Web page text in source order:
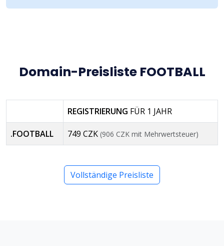
Domain-Preisliste FOOTBALL
REGISTRIERUNG FÜR 1 JAHR
.FOOTBALL 749 CZK (906 CZK mit Mehrwertsteuer)
Vollständige Preisliste